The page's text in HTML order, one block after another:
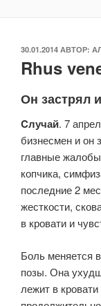
ОПУБЛИКОВАНО
30.01.2014 АВТОР:
Rhus
Он застрял
Cлучай. 7
бизнесмен и он
главные
копчика,
последние 2
жесткости,
в кровати и
Боль меняется
позы. Она
лежит в